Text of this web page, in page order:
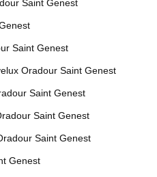
Saint Genest
Saint Genest
Oradour Saint Genest
Saint Genest
Saint Genest
Saint Genest
Genest